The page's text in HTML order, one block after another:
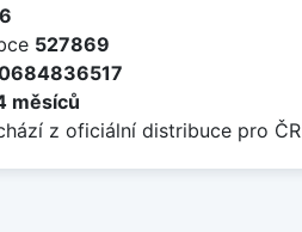
527869
měsíců
z oficiální distribuce pro ČR